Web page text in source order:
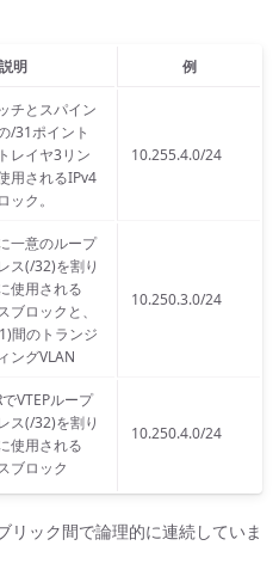
説明 例
チとスパイン
/31ポイント
レイヤ3リン
用されるIPv4
ック。
10.255.4.0/24
一意のループ
ス(/32)を割り
使用される
ブロックと、
間のトランジ
ングVLAN
10.250.3.0/24
VTEPループ
ス(/32)を割り
使用される
ブロック
10.250.4.0/24
リック間で論理的に連続していま